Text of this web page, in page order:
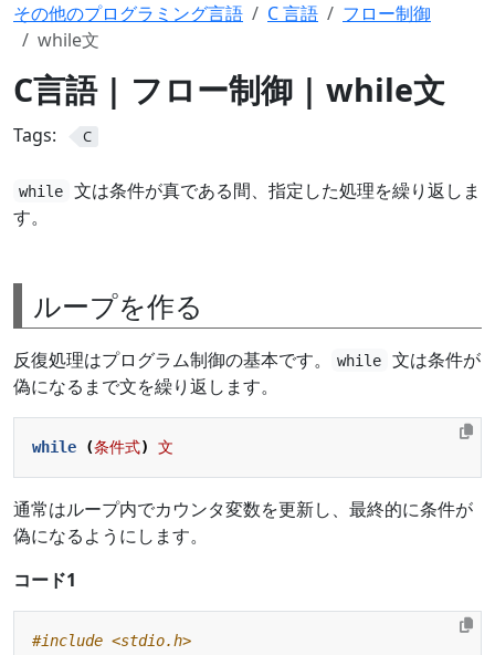
その他のプログラミング言語 C 言語
フロー制御
while文
C言語 | フロー制御 | while文
Tags: C
while
文は条件が真である間、指定した処理を繰り返しま
す。
ループを作る
反復処理はプログラム制御の基本です。 while
文は条件が
偽になるまで文を繰り返します。
while (条件式) 文
通常はループ内でカウンタ変数を更新し、最終的に条件が
偽になるようにします。
コード1
#include <stdio.h>